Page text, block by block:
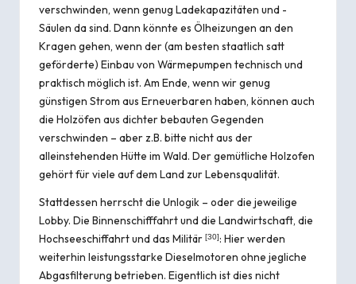
verschwinden, wenn genug Ladekapazitäten und -
Säulen da sind. Dann könnte es Ölheizungen an den
Kragen gehen, wenn der (am besten staatlich satt
geförderte) Einbau von Wärmepumpen technisch und
praktisch möglich ist. Am Ende, wenn wir genug
günstigen Strom aus Erneuerbaren haben, können auch
die Holzöfen aus dichter bebauten Gegenden
verschwinden – aber z.B. bitte nicht aus der
alleinstehenden Hütte im Wald. Der gemütliche Holzofen
gehört für viele auf dem Land zur Lebensqualität.
Stattdessen herrscht die Unlogik – oder die jeweilige
Lobby. Die Binnenschifffahrt und die Landwirtschaft, die
Hochseeschiffahrt und das Militär [30]: Hier werden
weiterhin leistungsstarke Dieselmotoren ohne jegliche
Abgasfilterung betrieben. Eigentlich ist dies nicht